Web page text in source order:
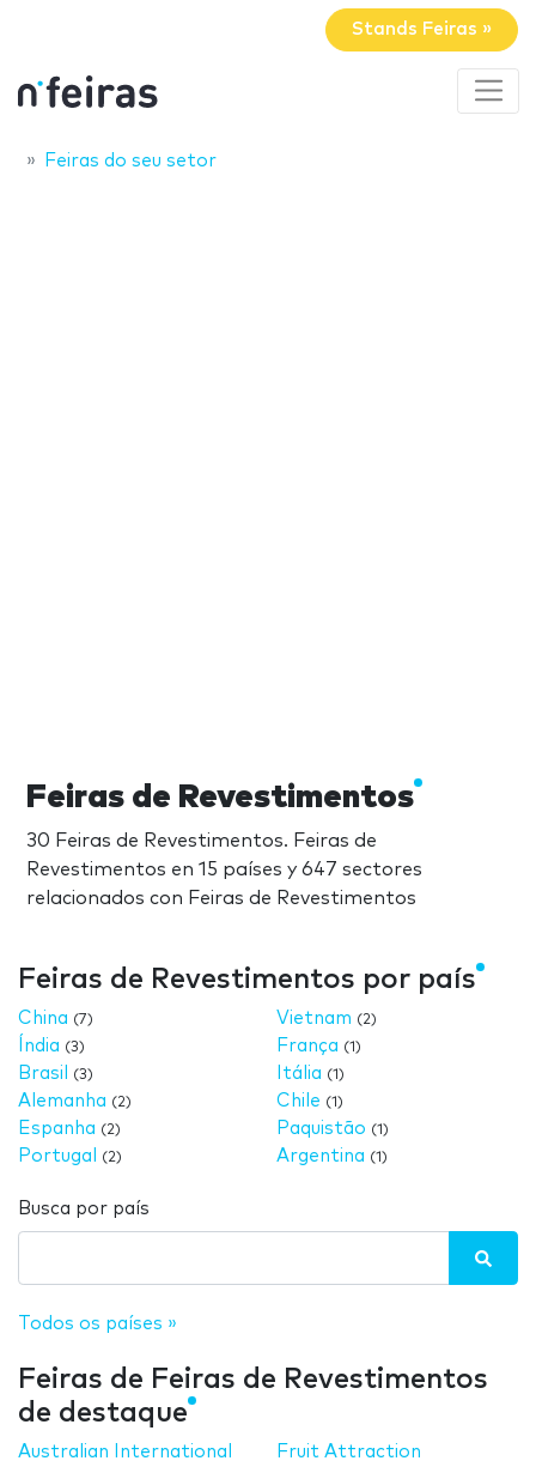
Stands Feiras »
Feiras do seu setor
Feiras de Revestimentos
30 Feiras de Revestimentos. Feiras de
Revestimentos en 15 países y 647 sectores
relacionados con Feiras de Revestimentos
Feiras de Revestimentos por país
China (7)
Índia (3)
Brasil (3)
Alemanha (2)
Espanha (2)
Portugal (2)
Vietnam (2)
França (1)
Itália (1)
Chile (1)
Paquistão (1)
Argentina (1)
Busca por país
Todos os países »
Feiras de Feiras de Revestimentos
de destaque
Australian International
Fruit Attraction